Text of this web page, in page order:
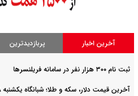
آخرین اخبار پربازدیدترین
ثبت نام ۳۰۰ هزار نفر در سامانه فریلنسرها